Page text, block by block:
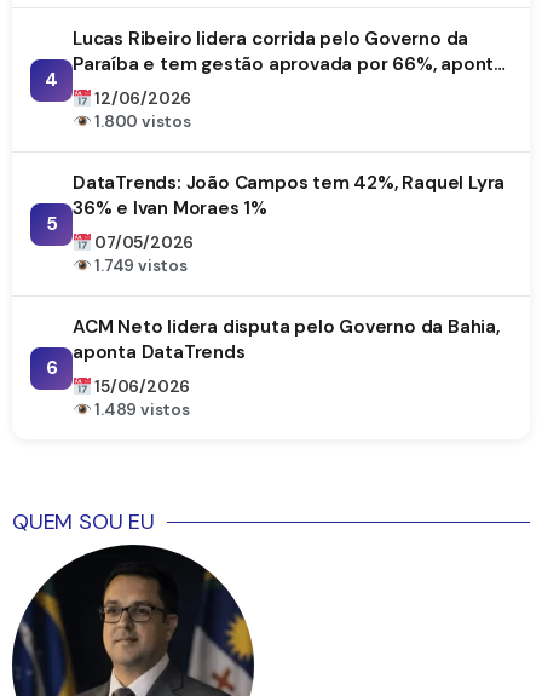
4
Lucas Ribeiro lidera corrida pelo Governo da
Paraíba e tem gestão aprovada por 66%, aponta
DataTrends
12/06/2026
1.800 vistos
5
DataTrends: João Campos tem 42%, Raquel Lyra
36% e Ivan Moraes 1%
07/05/2026
1.749 vistos
6
ACM Neto lidera disputa pelo Governo da Bahia,
aponta DataTrends
15/06/2026
1.489 vistos
QUEM SOU EU